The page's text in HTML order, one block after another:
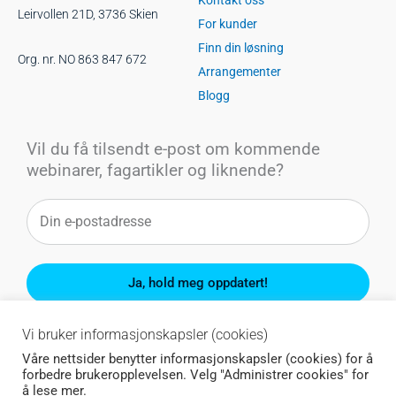
Leirvollen 21D, 3736 Skien
Org. nr. NO 863 847 672
For kunder
Finn din løsning
Arrangementer
Blogg
Vil du få tilsendt e-post om kommende
webinarer, fagartikler og liknende?
Ja, hold meg oppdatert!
Du kan når som helst melde deg av.
Vi bruker informasjonskapsler (cookies)
Våre nettsider benytter informasjonskapsler (cookies) for å
forbedre brukeropplevelsen. Velg "Administrer cookies" for
å lese mer.